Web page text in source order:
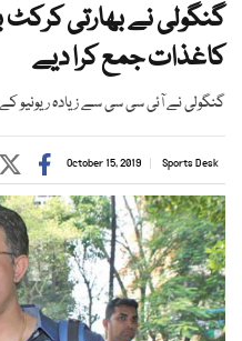
گنگولی نے بھارتی
کاغذات جمع کرا دیے
گنگولی نے آئی سی سی سے زیادہ ریونیو کے
Sports Desk
October 15, 2019